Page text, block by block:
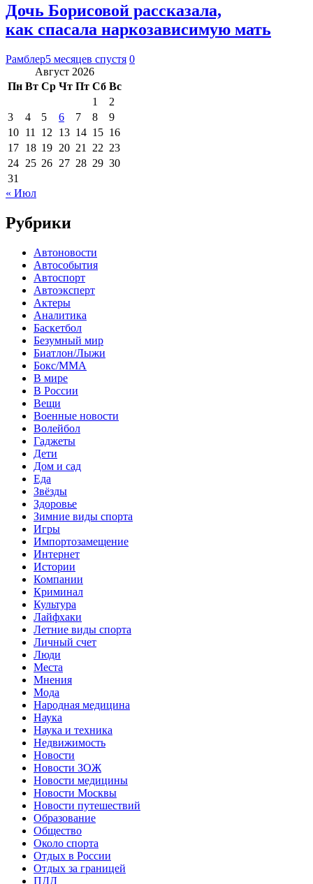
Дочь Борисовой рассказала,
как спасала наркозависимую мать
Рамблер5 месяцев спустя 0
Август 2026
Пн Вт Ср Чт Пт Сб Вс
1
2
3
4 5 6 7 8
9
10 11 12 13 14 15 16
17 18 19 20 21 22 23
24 25 26 27 28 29 30
31
« Июл
Рубрики
Автоновости
Автособытия
Автоспорт
Автоэксперт
Актеры
Аналитика
Баскетбол
Безумный мир
Биатлон/Лыжи
Бокс/MMA
В мире
В России
Вещи
Военные новости
Волейбол
Гаджеты
Дети
Дом и сад
Еда
Звёзды
Здоровье
Зимние виды спорта
Игры
Импортозамещение
Интернет
Истории
Компании
Криминал
Культура
Лайфхаки
Летние виды спорта
Личный счет
Люди
Места
Мнения
Мода
Народная медицина
Наука
Наука и техника
Недвижимость
Новости
Новости ЗОЖ
Новости медицины
Новости Москвы
Новости путешествий
Образование
Общество
Около спорта
Отдых в России
Отдых за границей
ПДД